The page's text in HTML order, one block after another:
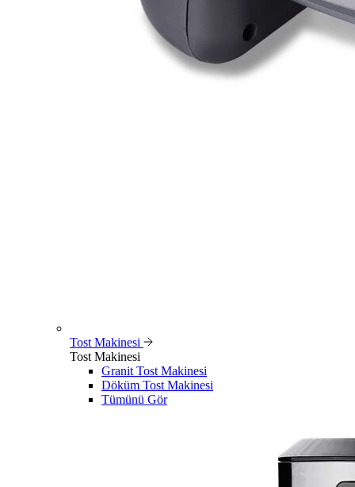
Tost Makinesi
Tost Makinesi
Granit Tost Makinesi
Döküm Tost Makinesi
Tümünü Gör